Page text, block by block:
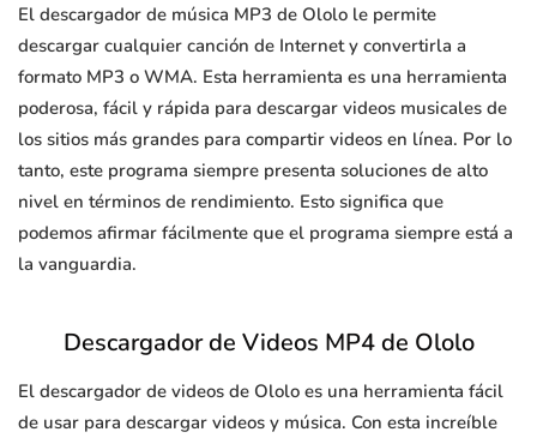
El descargador de música MP3 de Ololo le permite
descargar cualquier canción de Internet y convertirla a
formato MP3 o WMA. Esta herramienta es una herramienta
poderosa, fácil y rápida para descargar videos musicales de
los sitios más grandes para compartir videos en línea. Por lo
tanto, este programa siempre presenta soluciones de alto
nivel en términos de rendimiento. Esto significa que
podemos afirmar fácilmente que el programa siempre está a
la vanguardia.
Descargador de Videos MP4 de Ololo
El descargador de videos de Ololo es una herramienta fácil
de usar para descargar videos y música. Con esta increíble